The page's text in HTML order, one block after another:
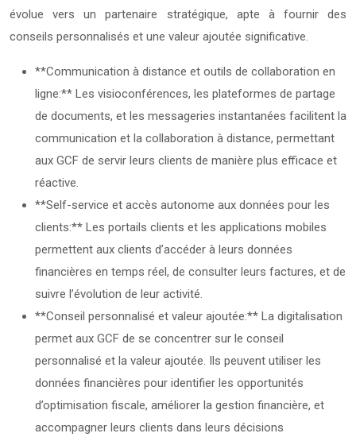
évolue vers un partenaire stratégique, apte à fournir des
conseils personnalisés et une valeur ajoutée significative.
**Communication à distance et outils de collaboration en
ligne:** Les visioconférences, les plateformes de partage
de documents, et les messageries instantanées facilitent la
communication et la collaboration à distance, permettant
aux GCF de servir leurs clients de manière plus efficace et
réactive.
**Self-service et accès autonome aux données pour les
clients:** Les portails clients et les applications mobiles
permettent aux clients d’accéder à leurs données
financières en temps réel, de consulter leurs factures, et de
suivre l’évolution de leur activité.
**Conseil personnalisé et valeur ajoutée:** La digitalisation
permet aux GCF de se concentrer sur le conseil
personnalisé et la valeur ajoutée. Ils peuvent utiliser les
données financières pour identifier les opportunités
d’optimisation fiscale, améliorer la gestion financière, et
accompagner leurs clients dans leurs décisions